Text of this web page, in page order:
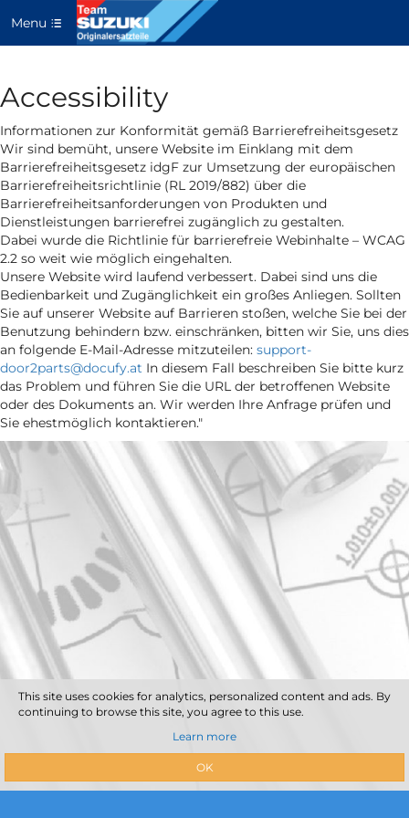
Menu
Accessibility
Informationen zur Konformität gemäß Barrierefreiheitsgesetz
Wir sind bemüht, unsere Website im Einklang mit dem
Barrierefreiheitsgesetz idgF zur Umsetzung der europäischen
Barrierefreiheitsrichtlinie (RL 2019/882) über die
Barrierefreiheitsanforderungen von Produkten und
Dienstleistungen barrierefrei zugänglich zu gestalten.
Dabei wurde die Richtlinie für barrierefreie Webinhalte – WCAG
2.2 so weit wie möglich eingehalten.
Unsere Website wird laufend verbessert. Dabei sind uns die
Bedienbarkeit und Zugänglichkeit ein großes Anliegen. Sollten
Sie auf unserer Website auf Barrieren stoßen, welche Sie bei der
Benutzung behindern bzw. einschränken, bitten wir Sie, uns dies
an folgende E-Mail-Adresse mitzuteilen: support-
door2parts@docufy.at In diesem Fall beschreiben Sie bitte kurz
das Problem und führen Sie die URL der betroffenen Website
oder des Dokuments an. Wir werden Ihre Anfrage prüfen und
Sie ehestmöglich kontaktieren."
This site uses cookies for analytics, personalized content and ads. By
continuing to browse this site, you agree to this use.
Learn more
OK